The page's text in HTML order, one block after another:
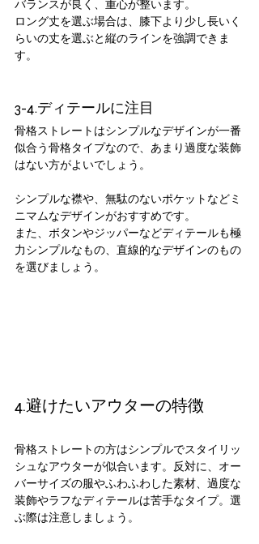
バランスが良く、重心が整います。
ロング丈を選ぶ場合は、膝下より少し長いく
らいの丈を選ぶと縦のラインを強調できま
す。
3-4.ディテールに注目
骨格ストレートはシンプルなデザインが一番
似合う骨格タイプなので、あまり過度な装飾
はない方がよいでしょう。
シンプルな襟や、無駄のないポケットなどミ
ニマムなデザインがおすすめです。
また、ボタンやジッパーなどディテールも極
力シンプルなもの、直線的なデザインのもの
を選びましょう。
4.避けたいアウターの特徴
骨格ストレートの方はシンプルでスタイリッ
シュなアウターが似合います。反対に、オー
バーサイズの服やふわふわした素材、過度な
装飾やラフなディテールは苦手なタイプ。選
ぶ際は注意しましょう。